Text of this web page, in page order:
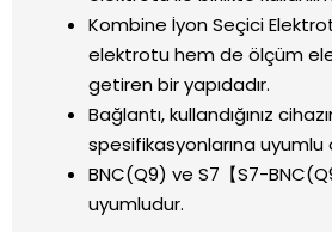
Kombine İyon Seçici
elektrotu hem de ölçüm
getiren bir yapıdadır.
Bağlantı, kullandığınız
spesifikasyonlarına uyumlu
BNC(Q9) ve S7【S7-
uyumludur.